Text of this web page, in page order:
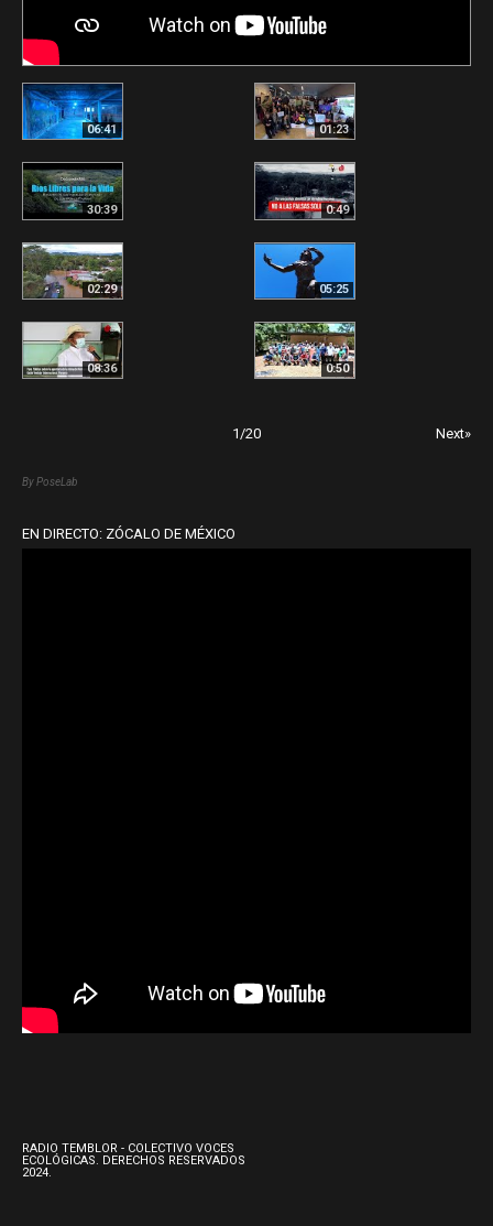
06:41 01:23
30:39 0:49
02:29 05:25
08:36 0:50
1/20 Next»
By PoseLab
EN DIRECTO: ZÓCALO DE MÉXICO
RADIO TEMBLOR - COLECTIVO VOCES
ECOLÓGICAS. DERECHOS RESERVADOS
2024.